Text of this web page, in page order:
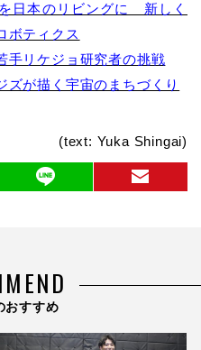
日本のリビングに 新しく
ボティクス
手リケジョ研究者の挑戦
ズが描く宇宙のまちづくり
(text: Yuka Shingai)
おすすめ